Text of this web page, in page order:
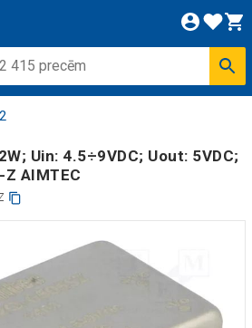
Uin: 4.5÷9VDC; Uout: 5VDC;
AIMTEC